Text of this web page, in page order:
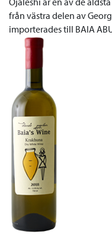
från västra delen av
importerades till BAIA